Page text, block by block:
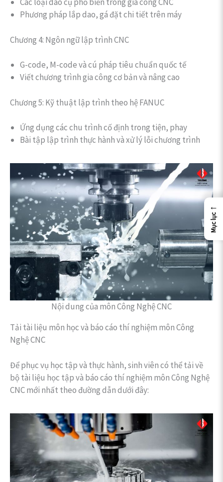
Phương pháp lắp dao, gá đặt chi tiết trên máy
Chương 4: Ngôn ngữ lập trình CNC
G-code, M-code và cú pháp tiêu chuẩn quốc tế
Viết chương trình gia công cơ bản và nâng cao
Chương 5: Kỹ thuật lập trình theo hệ FANUC
Ứng dụng các chu trình cố định trong tiện, phay
Bài tập lập trình thực hành và xử lý lỗi chương trình
Nội dung của môn Công Nghệ CNC
Tải tài liệu môn học và báo cáo thí nghiệm môn Công
Nghệ CNC
Để phục vụ học tập và thực hành, sinh viên có thể tải về
bộ tài liệu học tập và báo cáo thí nghiệm môn Công Nghệ
CNC mới nhất theo đường dẫn dưới đây:
←
Mục lục